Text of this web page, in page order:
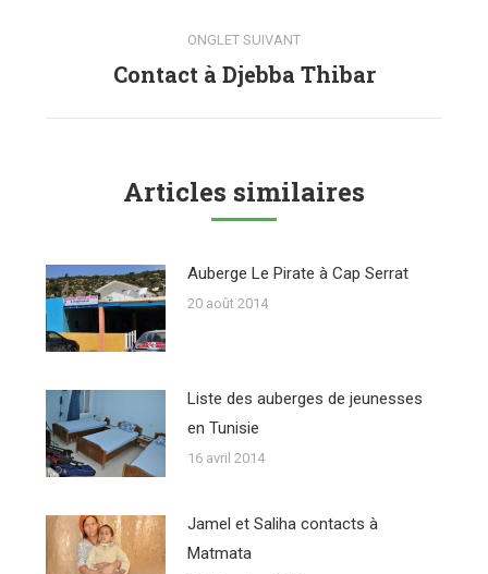
ONGLET SUIVANT
Onglet
Contact à Djebba Thibar
Articles similaires
Auberge Le Pirate à Cap Serrat
20 août 2014
Liste des auberges de jeunesses
en Tunisie
16 avril 2014
Jamel et Saliha contacts à
Matmata